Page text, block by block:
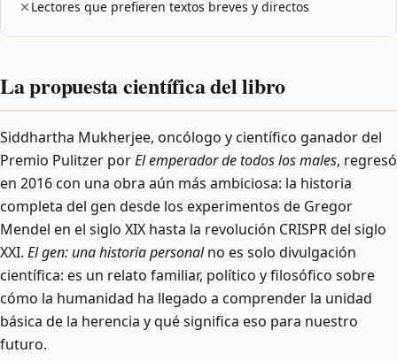
Lectores que prefieren textos breves y directos
La propuesta científica del libro
Siddhartha Mukherjee, oncólogo y científico ganador del
Premio Pulitzer porEl emperador de todos los males, regresó
en 2016 con una obra aún más ambiciosa: la historia
completa del gen desde los experimentos de Gregor
Mendel en el siglo XIX hasta la revolución CRISPR del siglo
XXI. El gen: una historia personalno es solo divulgación
científica: es un relato familiar, político y filosófico sobre
cómo la humanidad ha llegado a comprender la unidad
básica de la herencia y qué significa eso para nuestro
futuro.